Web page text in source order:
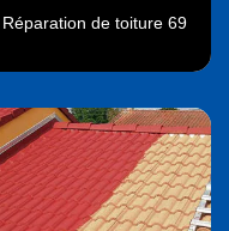
Réparation de toiture 69